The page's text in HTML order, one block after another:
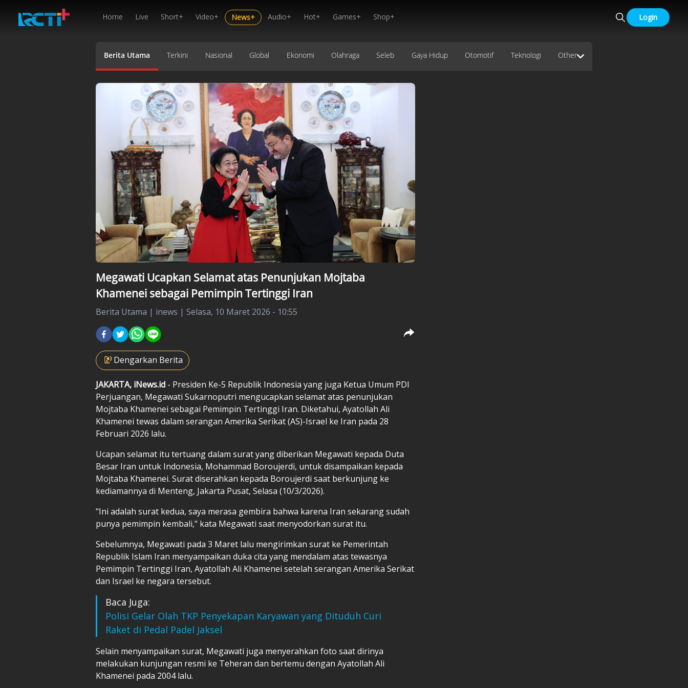
Home Live Short+ Video+ News+ Audio+ Hot+ Games+ Shop+ Login
Berita Utama Terkini Nasional Global Ekonomi Olahraga Seleb Gaya Hidup Otomotif Teknologi Other
Megawati Ucapkan Selamat atas Penunjukan Mojtaba
Khamenei sebagai Pemimpin Tertinggi Iran
Berita Utama | inews | Selasa, 10 Maret 2026 - 10:55
Dengarkan Berita
JAKARTA, iNews.id - Presiden Ke-5 Republik Indonesia yang juga Ketua Umum PDI
Perjuangan, Megawati Sukarnoputri mengucapkan selamat atas penunjukan
Mojtaba Khamenei sebagai Pemimpin Tertinggi Iran. Diketahui, Ayatollah Ali
Khamenei tewas dalam serangan Amerika Serikat (AS)-Israel ke Iran pada 28
Februari 2026 lalu.
Ucapan selamat itu tertuang dalam surat yang diberikan Megawati kepada Duta
Besar Iran untuk Indonesia, Mohammad Boroujerdi, untuk disampaikan kepada
Mojtaba Khamenei. Surat diserahkan kepada Boroujerdi saat berkunjung ke
kediamannya di Menteng, Jakarta Pusat, Selasa (10/3/2026).
"Ini adalah surat kedua, saya merasa gembira bahwa karena Iran sekarang sudah
punya pemimpin kembali," kata Megawati saat menyodorkan surat itu.
Sebelumnya, Megawati pada 3 Maret lalu mengirimkan surat ke Pemerintah
Republik Islam Iran menyampaikan duka cita yang mendalam atas tewasnya
Pemimpin Tertinggi Iran, Ayatollah Ali Khamenei setelah serangan Amerika Serikat
dan Israel ke negara tersebut.
Baca Juga:
Polisi Gelar Olah TKP Penyekapan Karyawan yang Dituduh Curi
Raket di Pedal Padel Jaksel
Selain menyampaikan surat, Megawati juga menyerahkan foto saat dirinya
melakukan kunjungan resmi ke Teheran dan bertemu dengan Ayatollah Ali
Khamenei pada 2004 lalu.